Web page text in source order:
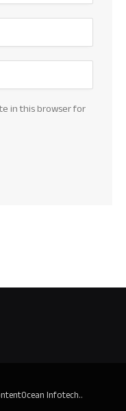
in this browser for
Infotech..